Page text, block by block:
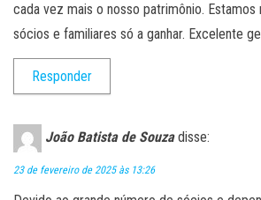
cada vez mais o nosso patrimônio.
sócios e familiares só a ganhar. Excelente
Responder
João Batista de Souza disse:
23 de fevereiro de 2025 às 13:26